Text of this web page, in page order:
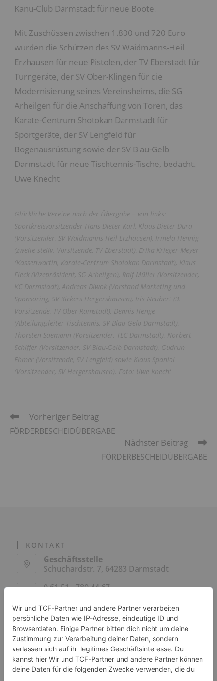
Kanu-Club Darmstadt für neue Boote.
Mit Zuschüssen zwischen 1.800 und 720 Euro
wurden die Schützen des SV Waidmanns-Heil
Erzhausen für neue Pistolen, der TV Eberstadt für
Turngeräte, der SV Ober-Klingen für die
Modernisierung seines Vereinsheims, die SG
Arheilgen für die Anschaffung von Toren, das
Karate-Centrum Shotokan Darmstadt für
Sportgeräte, der SV Lengfeld für
Bogenausrüstung sowie der SV Blau-Gelb
Darmstadt für neue Tischtennis-Tische, bedacht.
Uwe Knecht
Glückliche Vereine nach der Übergabe – von links:
Sportkreisvorsitzender Hans-Dieter Karl, Klaus Dieter Dura
(Vorsitzender, SV Waidmanns-Heil Erzhausen), Irmela Hennig
(zweite stellv. Vorsitzende, TV Eberstadt), Erika Krieger-Meyer
(Kassenwartin, Karate-Centrum Shotokan Darmstadt), Klaus
Fleck (Vizepräsident, SG Arheilgen), Ralf Müller (Vorsitzender,
KC Darmstadt), Andreas Diwok (Vorstand Marketing und
Sponsoring, SV Kickers Hergershausen), Iris Neubert (3.
Vorsitzende, TV-Ober-Ramstadt), Dennis Henge
(Abteilungsleiter Tischtennis, SV Blau-Gelb Darmstadt),
Thorsten Saemann (Vorsitzender, TEC Darmstadt), Norbert
Schiffer (Vorsitzender, SV Blau-Gelb Darmstadt), Gudrun
Ehmer (Vorsitzende, SV Lengfeld) sowie Klaus Spaniol
(Vorsitzender, SV Hergershausen). Foto: Uwe Knecht
Vorheriger Beitrag
FÖRDERBESCHEIDÜBERGABE
Nächster Beitrag
FÖRDERBESCHEIDÜBERGABE
KONTAKT
Geschäftsstelle
Schuchardstr. 7, 64283 Darmstadt
0 61 51 - 780 44 67
geschaeftsstelle@skdadi.de
SPONSOREN / PARTNER